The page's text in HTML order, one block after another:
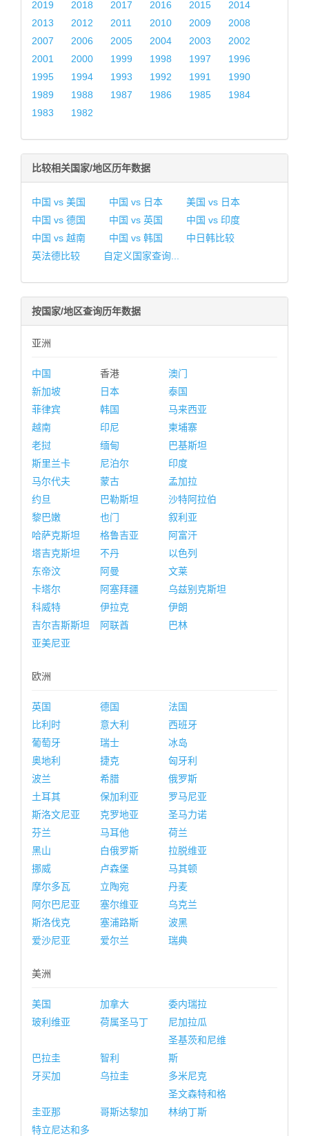
2019 2018 2017 2016 2015
2014
2013
2012 2011 2010 2009
2008
2007
2006 2005 2004 2003
2002
2001
2000 1999 1998 1997
1996
1995
1994 1993 1992 1991
1990
1989
1988 1987 1986 1985
1984
1983
1982
比较相关国家/地区历年数据
中国 vs 美国 中国 vs 日本
美国 vs 日本
中国 vs 德国
中国 vs 英国
中国 vs 印度
中国 vs 越南
中国 vs 韩国
中日韩比较
英法德比较
自定义国家查询...
按国家/地区查询历年数据
亚洲
中国 香港
澳门
新加坡
日本
泰国
菲律宾
韩国
马来西亚
越南
印尼
柬埔寨
老挝
缅甸
巴基斯坦
斯里兰卡
尼泊尔
印度
马尔代夫
蒙古
孟加拉
约旦
巴勒斯坦
沙特阿拉伯
黎巴嫩
也门
叙利亚
哈萨克斯坦
格鲁吉亚
阿富汗
塔吉克斯坦
不丹
以色列
东帝汶
阿曼
文莱
卡塔尔
阿塞拜疆
乌兹别克斯坦
科威特
伊拉克
伊朗
吉尔吉斯斯坦
阿联酋
巴林
亚美尼亚
欧洲
英国 德国
法国
比利时
意大利
西班牙
葡萄牙
瑞士
冰岛
奥地利
捷克
匈牙利
波兰
希腊
俄罗斯
土耳其
保加利亚
罗马尼亚
斯洛文尼亚
克罗地亚
圣马力诺
芬兰
马耳他
荷兰
黑山
白俄罗斯
拉脱维亚
挪威
卢森堡
马其顿
摩尔多瓦
立陶宛
丹麦
阿尔巴尼亚
塞尔维亚
乌克兰
斯洛伐克
塞浦路斯
波黑
爱沙尼亚
爱尔兰 瑞典
美洲
美国 加拿大
委内瑞拉
玻利维亚
荷属圣马丁 尼加拉瓜
巴拉圭 智利
圣基茨和尼维
斯
牙买加
乌拉圭 多米尼克
圭亚那 哥斯达黎加
圣文森特和格
林纳丁斯
特立尼达和多